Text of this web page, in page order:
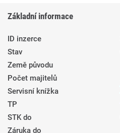
Základní informace
ID inzerce
Stav
Země původu
Počet majitelů
Servisní knížka
TP
STK do
Záruka do